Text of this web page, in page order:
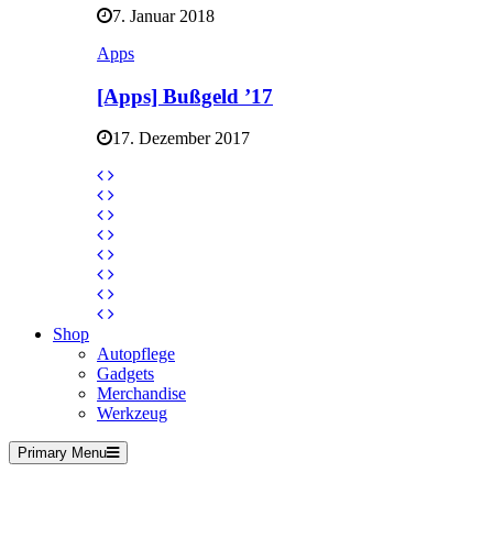
7. Januar 2018
Apps
[Apps] Bußgeld ’17
17. Dezember 2017
Shop
Autopflege
Gadgets
Merchandise
Werkzeug
Primary Menu